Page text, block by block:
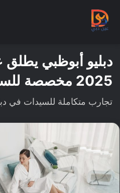
دبليو أبوظبي
2025 مخصصة للسيدات
تجارب متكاملة للسيدات في